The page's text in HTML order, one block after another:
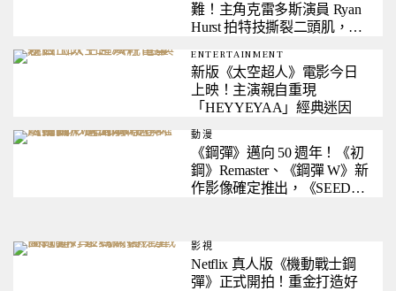
難！主角克雷多斯演員 Ryan
Hurst 拍特技撕裂二頭肌，確
ENTERTAINMENT
新版《太空超人》電影今日
上映！主演親自重現
「HEYYEYAA」經典迷因
動漫
《鋼彈》邁向 50 週年！《初
鋼》Remaster、《鋼彈 W》新
作影像確定推出，《SEED
影視
Netflix 真人版《機動戰士鋼
彈》正式開拍！重金打造好